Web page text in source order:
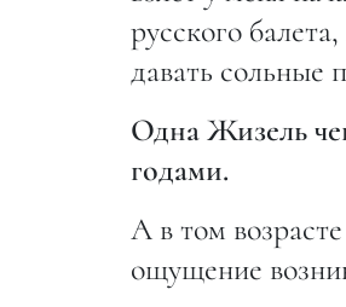
русского
давать сольные
Одна Жизель
годами.
А в том
ощущение